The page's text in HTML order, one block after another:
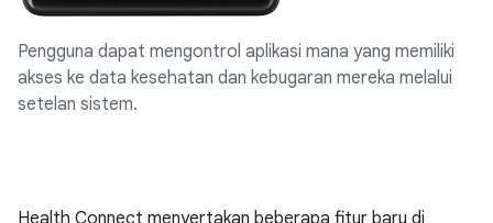
Pengguna dapat mengontrol aplikasi mana yang memiliki
akses ke data kesehatan dan kebugaran mereka melalui
setelan sistem.